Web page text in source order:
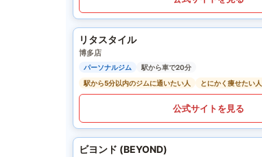
リタスタイル
博多店
パーソナルジム
駅から車で20分
駅から5分以内のジムに通いたい人
とにかく痩せたい人
公式サイトを見る
ビヨンド (BEYOND)